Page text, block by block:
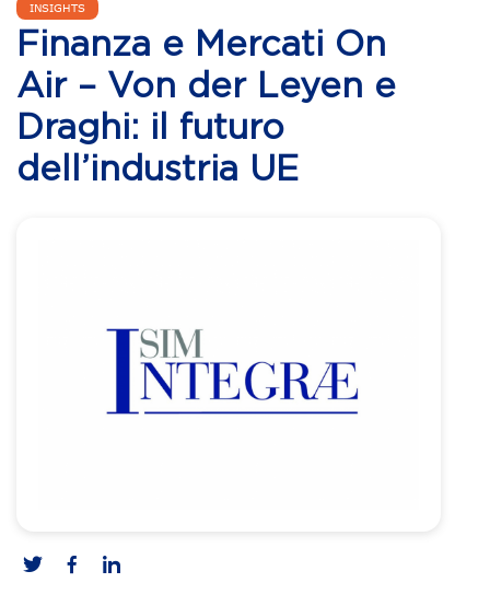
INSIGHTS
Finanza e Mercati On
Air – Von der Leyen e
Draghi: il futuro
dell’industria UE